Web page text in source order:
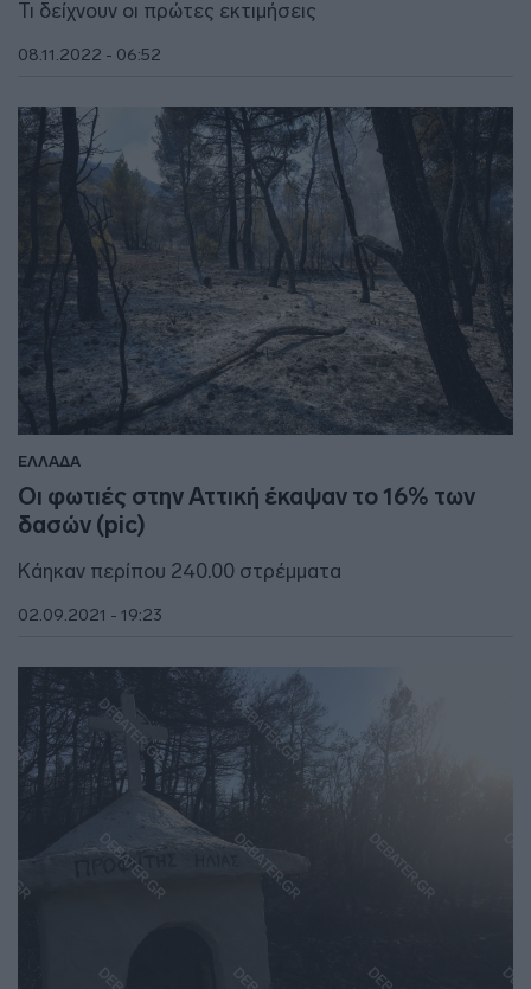
Τι δείχνουν οι πρώτες εκτιμήσεις
08.11.2022 - 06:52
ΕΛΛΑΔΑ
Οι φωτιές στην Αττική έκαψαν το 16% των
δασών (pic)
Κάηκαν περίπου 240.00 στρέμματα
02.09.2021 - 19:23